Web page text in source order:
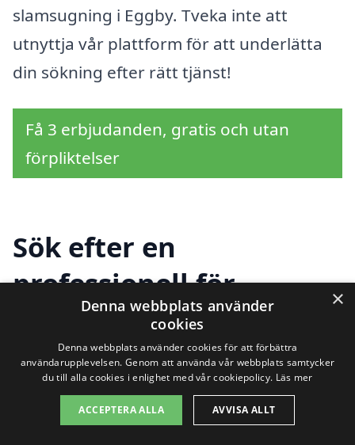
slamsugning i Eggby. Tveka inte att
utnyttja vår plattform för att underlätta
din sökning efter rätt tjänst!
Få 3 erbjudanden, gratis och utan
förpliktelser
Sök efter en
professionell för
slamsugning i andra
städer nära Eggby
Att hitta hjälp för slamsugning i Eggby
×
Denna webbplats använder
cookies
Denna webbplats använder cookies för att förbättra
användarupplevelsen. Genom att använda vår webbplats samtycker
du till alla cookies i enlighet med vår cookiepolicy. Läs mer
ACCEPTERA ALLA AVVISA ALLT